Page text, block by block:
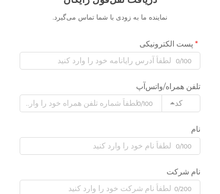
نماینده ما به زودی با شما تماس می‌گیرد.
پست الکترونیکی
0/100
تلفن همراه/واتس‌آپ
کد
0/100
نام
0/100
نام شرکت
0/200